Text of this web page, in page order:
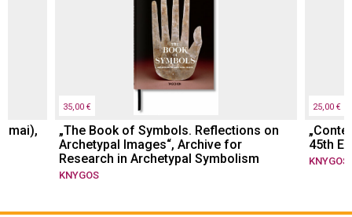
35,00 €
„The Book of Symbols. Reflections on
Archetypal Images“, Archive for
Research in Archetypal Symbolism
KNYGOS
25,00 €
45th
KNYGOS